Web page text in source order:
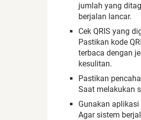
jumlah yang
berjalan lancar.
Cek QRIS yang
Pastikan kode
terbaca dengan
kesulitan.
Pastikan
Saat melakukan
Gunakan aplikasi
Agar sistem